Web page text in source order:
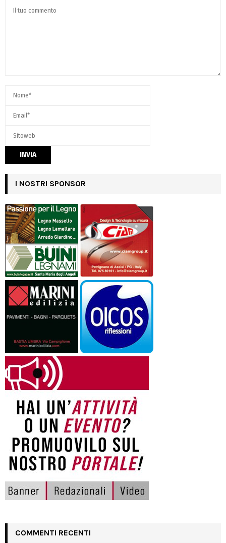
I NOSTRI SPONSOR
COMMENTI RECENTI